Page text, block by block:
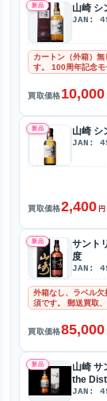
新品 山崎 シ
JAN:
カートン（外箱）
す。 100周年記念モ
買取価格10,000
新品 山崎 シ
JAN:
買取価格2,400 円
新品
サント
度
JAN:
外箱なし、ラベル
須です。 郵送買取
買取価格85,000
新品
山崎 サ
the
JAN: